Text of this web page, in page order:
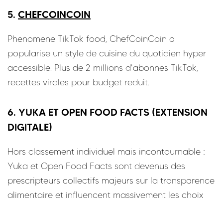
5. CHEFCOINCOIN
Phenomene TikTok food, ChefCoinCoin a
popularise un style de cuisine du quotidien hyper
accessible. Plus de 2 millions d'abonnes TikTok,
recettes virales pour budget reduit.
6. YUKA ET OPEN FOOD FACTS (EXTENSION
DIGITALE)
Hors classement individuel mais incontournable :
Yuka et Open Food Facts sont devenus des
prescripteurs collectifs majeurs sur la transparence
alimentaire et influencent massivement les choix